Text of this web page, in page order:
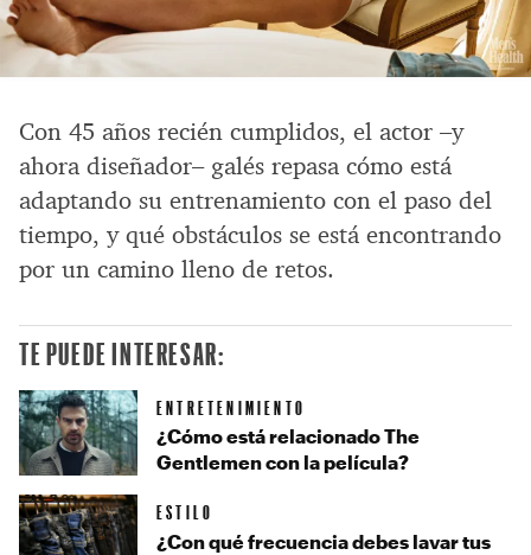
Con 45 años recién cumplidos, el actor –y
ahora diseñador– galés repasa cómo está
adaptando su entrenamiento con el paso del
tiempo, y qué obstáculos se está encontrando
por un camino lleno de retos.
TE PUEDE INTERESAR:
ENTRETENIMIENTO
¿Cómo está relacionado The
Gentlemen con la película?
ESTILO
¿Con qué frecuencia debes lavar tus